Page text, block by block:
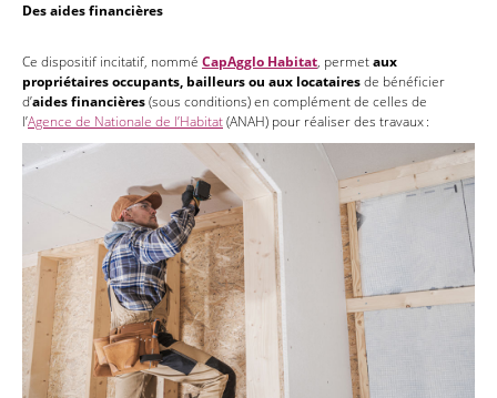
Des aides financières
Ce dispositif incitatif, nommé CapAgglo Habitat, permetaux
propriétaires occupants, bailleurs ou aux locatairesde bénéficier
d’aides financières(sous conditions) en complément de celles de
l’Agence de Nationale de l’Habitat(ANAH) pour réaliser des travaux :